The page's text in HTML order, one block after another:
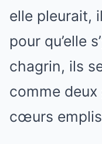
elle pleurait,
pour qu’elle
chagrin, ils
comme deux
cœurs